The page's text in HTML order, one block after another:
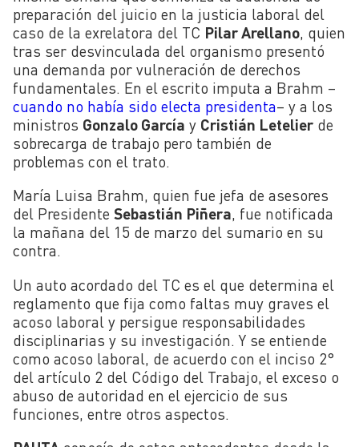
preparación del juicio en la justicia laboral del
caso de la exrelatora del TC Pilar Arellano, quien
tras ser desvinculada del organismo presentó
una demanda por vulneración de derechos
fundamentales. En el escrito imputa a Brahm –
cuando no había sido electa presidenta– y a los
ministros Gonzalo García y Cristián Letelier de
sobrecarga de trabajo pero también de
problemas con el trato.
María Luisa Brahm, quien fue jefa de asesores
del Presidente Sebastián Piñera, fue notificada
la mañana del 15 de marzo del sumario en su
contra.
Un auto acordado del TC es el que determina el
reglamento que fija como faltas muy graves el
acoso laboral y persigue responsabilidades
disciplinarias y su investigación. Y se entiende
como acoso laboral, de acuerdo con el inciso 2°
del artículo 2 del Código del Trabajo, el exceso o
abuso de autoridad en el ejercicio de sus
funciones, entre otros aspectos.